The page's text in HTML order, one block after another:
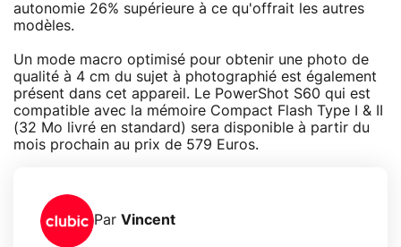
autonomie 26% supérieure à ce qu'offrait les autres
modèles.
Un mode macro optimisé pour obtenir une photo de
qualité à 4 cm du sujet à photographié est également
présent dans cet appareil. Le PowerShot S60 qui est
compatible avec la mémoire Compact Flash Type I & II
(32 Mo livré en standard) sera disponible à partir du
mois prochain au prix de 579 Euros.
Par Vincent